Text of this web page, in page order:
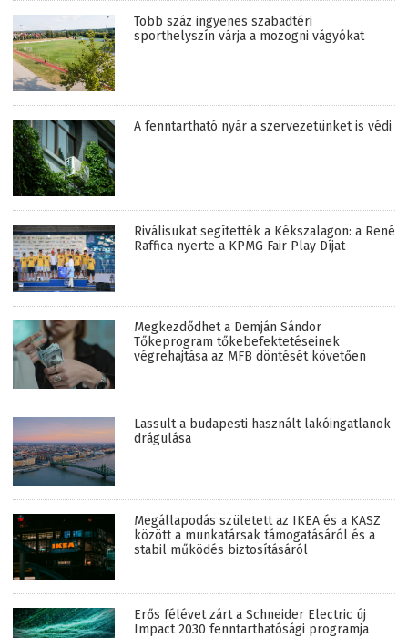
Több száz ingyenes szabadtéri
sporthelyszín várja a mozogni vágyókat
A fenntartható nyár a szervezetünket is védi
Riválisukat segítették a Kékszalagon: a René
Raffica nyerte a KPMG Fair Play Díjat
Megkezdődhet a Demján Sándor
Tőkeprogram tőkebefektetéseinek
végrehajtása az MFB döntését követően
Lassult a budapesti használt lakóingatlanok
drágulása
Megállapodás született az IKEA és a KASZ
között a munkatársak támogatásáról és a
stabil működés biztosításáról
Erős félévet zárt a Schneider Electric új
Impact 2030 fenntarthatósági programja